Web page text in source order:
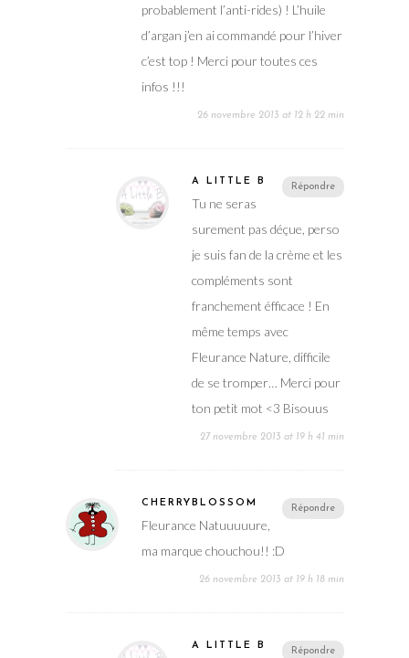
probablement l’anti-rides) ! L’huile
d’argan j’en ai commandé pour l’hiver
c’est top ! Merci pour toutes ces
infos !!!
26 novembre 2013 at 12 h 22 min
Répondre
A LITTLE B
Tu ne seras
surement pas déçue, perso
je suis fan de la crème et les
compléments sont
franchement éfficace ! En
même temps avec
Fleurance Nature, difficile
de se tromper… Merci pour
ton petit mot <3 Bisouus
27 novembre 2013 at 19 h 41 min
Répondre
CHERRYBLOSSOM
Fleurance Natuuuuure,
ma marque chouchou!! :D
26 novembre 2013 at 19 h 18 min
Répondre
A LITTLE B